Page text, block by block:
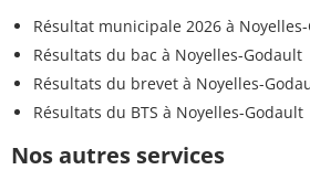
Résultat municipale 2026 à
Résultats du bac à Noyelles-Godault
Résultats du brevet à Noyelles-
Résultats du BTS à Noyelles-Godault
Nos autres services